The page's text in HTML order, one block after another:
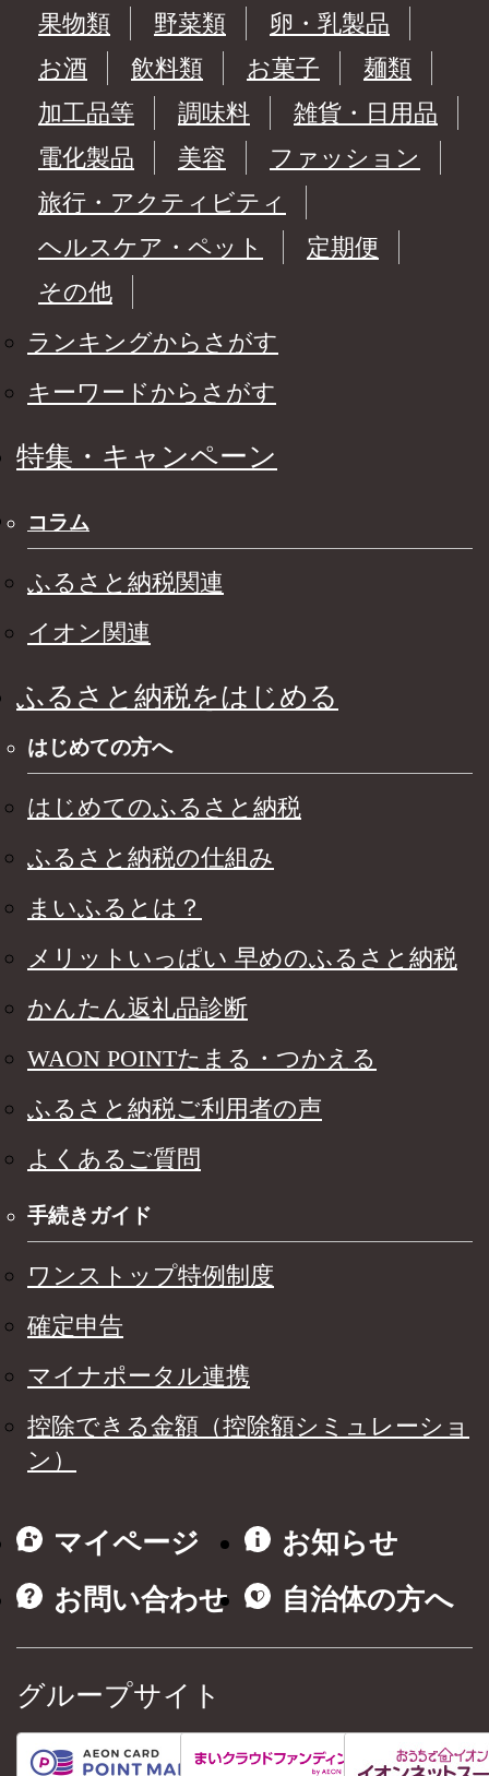
果物類
野菜類
卵・乳製品
お酒
飲料類 お菓子
麺類
加工品等
調味料
雑貨・日用品
電化製品
美容
ファッション
旅行・アクティビティ
ヘルスケア・ペット
定期便
その他
ランキングからさがす
キーワードからさがす
特集・キャンペーン
コラム
ふるさと納税関連
イオン関連
ふるさと納税をはじめる
はじめての方へ
はじめてのふるさと納税
ふるさと納税の仕組み
まいふるとは？
メリットいっぱい 早めのふるさと納税
かんたん返礼品診断
WAON POINTたまる・つかえる
ふるさと納税ご利用者の声
よくあるご質問
手続きガイド
ワンストップ特例制度
確定申告
マイナポータル連携
控除できる金額（控除額シミュレーショ
ン）
マイページ
お知らせ
お問い合わせ
自治体の方へ
グループサイト